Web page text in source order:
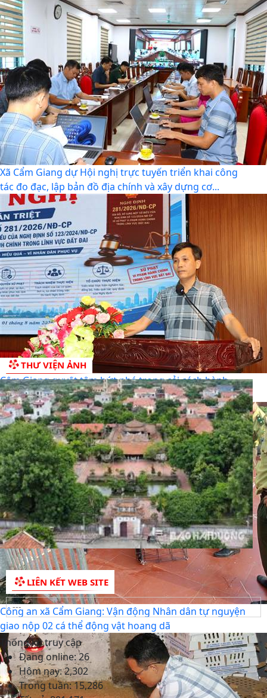
Xã Cẩm Giang dự Hội nghị trực tuyến triển khai công
tác đo đạc, lập bản đồ địa chính và xây dựng cơ...
Cẩm Giang quyết tâm bứt phá trong cải cách hành
chính và mở rộng diện bao phủ bảo hiểm xã hội, bảo...
Công an xã Cẩm Giang: Vận động Nhân dân tự nguyện
giao nộp 02 cá thể động vật hoang dã
THƯ VIỆN ẢNH
LIÊN KẾT WEB SITE
Thống kê truy cập
Đang online:26
Hôm nay:2,302
Trong tuần:15,286